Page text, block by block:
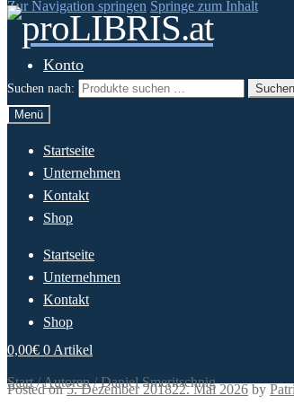
Zur Navigation springen Springe zum Inhalt
Konto
Suchen nach:
Suchen
Menü
Startseite
Unternehmen
Kontakt
Shop
Startseite
Unternehmen
Kontakt
Shop
0,00€ 0 Artikel
Start/Autoren/Daniel Smeritschnig
Posted on5. Dezember 201822. Mai 2026 by